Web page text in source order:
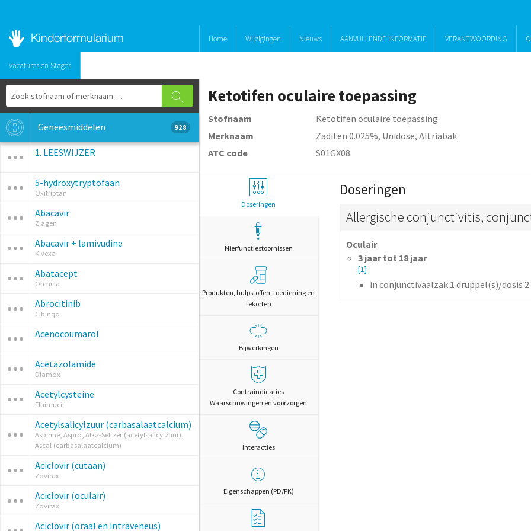
Home Wijzigingen Nieuws AANVULLENDE INFORMATIE VERANTWOORDING
Vacatures en Stages
Geneesmiddelen 928
1. LEESWIJZER
5-hydroxytryptofaan
Oxitriptan
Abacavir
Ziagen
Abacavir + lamivudine
Kivexa
Abatacept
Orencia
Abrocitinib
Cibinqo
Acenocoumarol
Acetazolamide
Diamox
Acetylcysteine
Fluimucil
Acetylsalicylzuur (carbasalaatcalcium)
Aspirine, Aspro, Alka-Seltzer (acetylsalicylzuur),
Ascal (carbasalaatcalcium)
Aciclovir (cutaan)
Zovirax
Aciclovir (oculair)
Zovirax
Aciclovir (oraal en intraveneus)
Ketotifen oculaire toepassing
Stofnaam
Ketotifen oculaire toepassing
Merknaam
Zaditen 0.025%, Unidose, Altriabak
ATC code
S01GX08
Doseringen
Nierfunctiestoornissen
Produkten, hulpstoffen, toediening en
tekorten
Bijwerkingen
Contraindicaties
Waarschuwingen en voorzorgen
Interacties
Eigenschappen (PD/PK)
Doseringen
Allergische conjunctivitis,
Oculair
3 jaar tot 18 jaar
[1]
in conjunctivaalzak 1 druppel(s)/dosis